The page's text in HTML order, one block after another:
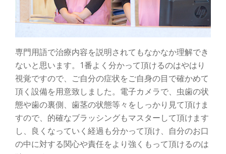
専門用語で治療内容を説明されてもなかなか理解でき
ないと思います。1番よく分かって頂けるのはやはり
視覚ですので、ご自分の症状をご自身の目で確かめて
頂く設備を用意致しました。電子カメラで、虫歯の状
態や歯の裏側、歯茎の状態等々をしっかり見て頂けま
すので、的確なブラッシングもマスターして頂けます
し、良くなっていく経過も分かって頂け、自分のお口
の中に対する関心や責任をより強くもって頂けるのは